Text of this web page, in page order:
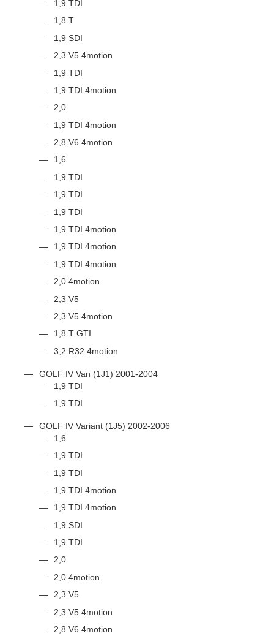
1,9 TDI
1,8 T
1,9 SDI
2,3 V5 4motion
1,9 TDI
1,9 TDI 4motion
2,0
1,9 TDI 4motion
2,8 V6 4motion
1,6
1,9 TDI
1,9 TDI
1,9 TDI
1,9 TDI 4motion
1,9 TDI 4motion
1,9 TDI 4motion
2,0 4motion
2,3 V5
2,3 V5 4motion
1,8 T GTI
3,2 R32 4motion
GOLF IV Van (1J1) 2001-2004
1,9 TDI
1,9 TDI
GOLF IV Variant (1J5) 2002-2006
1,6
1,9 TDI
1,9 TDI
1,9 TDI 4motion
1,9 TDI 4motion
1,9 SDI
1,9 TDI
2,0
2,0 4motion
2,3 V5
2,3 V5 4motion
2,8 V6 4motion